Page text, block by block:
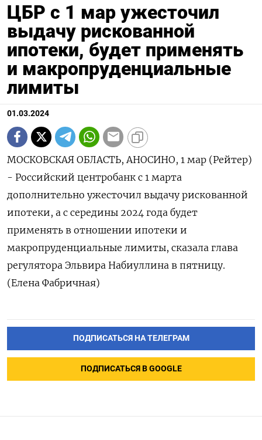
ЦБР с 1 мар ужесточил
выдачу рискованной
ипотеки, будет применять
и макропруденциальные
лимиты
01.03.2024
МОСКОВСКАЯ ОБЛАСТЬ, АНОСИНО, 1 мар (Рейтер)
- Российский центробанк с 1 марта
дополнительно ужесточил выдачу рискованной
ипотеки, а с середины 2024 года будет
применять в отношении ипотеки и
макропруденциальные лимиты, сказала глава
регулятора Эльвира Набиуллина в пятницу.
(Елена Фабричная)
ПОДПИСАТЬСЯ НА ТЕЛЕГРАМ
ПОДПИСАТЬСЯ В GOOGLE